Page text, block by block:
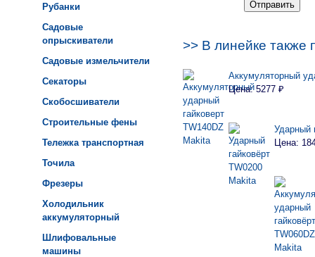
Рубанки
Садовые
опрыскиватели
Садовые измельчители
Секаторы
Скобосшиватели
Строительные фены
Тележка транспортная
Точила
Фрезеры
Холодильник
аккумуляторный
Шлифовальные
машины
>> В линейке также
Аккумуляторный
Цена: 5277 ₽
Ударный
Цена: